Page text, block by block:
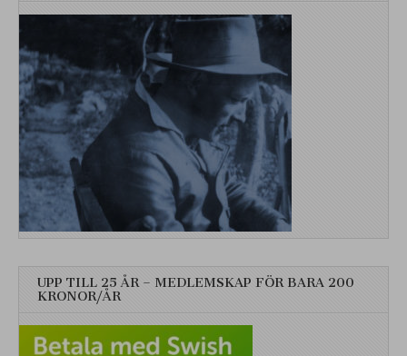
UPP TILL 25 ÅR – MEDLEMSKAP FÖR BARA 200
KRONOR/ÅR